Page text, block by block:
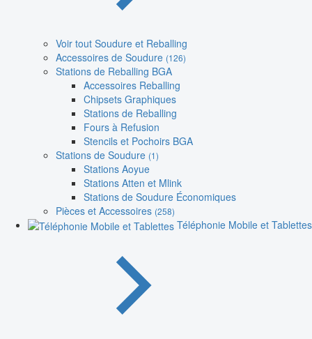
Voir tout Soudure et Reballing
Accessoires de Soudure (126)
Stations de Reballing BGA
Accessoires Reballing
Chipsets Graphiques
Stations de Reballing
Fours à Refusion
Stencils et Pochoirs BGA
Stations de Soudure (1)
Stations Aoyue
Stations Atten et Mlink
Stations de Soudure Économiques
Pièces et Accessoires (258)
Téléphonie Mobile et Tablettes